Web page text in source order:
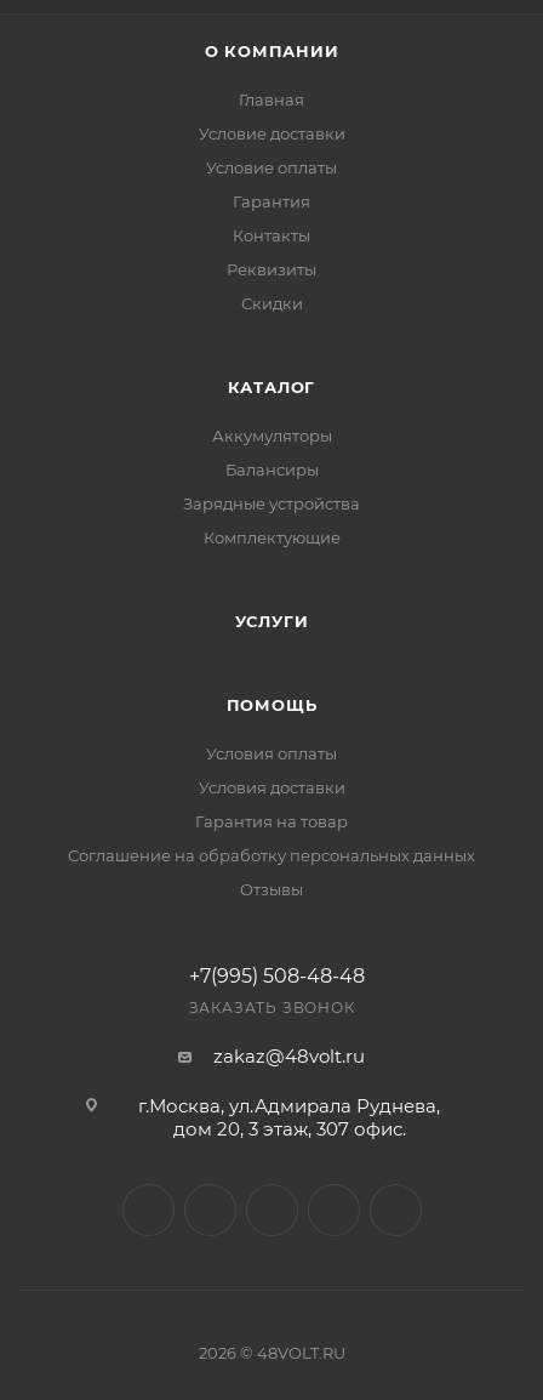
О КОМПАНИИ
Главная
Условие доставки
Условие оплаты
Гарантия
Контакты
Реквизиты
Скидки
КАТАЛОГ
Аккумуляторы
Балансиры
Зарядные устройства
Комплектующие
УСЛУГИ
ПОМОЩЬ
Условия оплаты
Условия доставки
Гарантия на товар
Соглашение на обработку персональных данных
Отзывы
+7(995) 508-48-48
ЗАКАЗАТЬ ЗВОНОК
zakaz@48volt.ru
г.Москва, ул.Адмирала Руднева,
дом 20, 3 этаж, 307 офис.
2026 © 48VOLT.RU